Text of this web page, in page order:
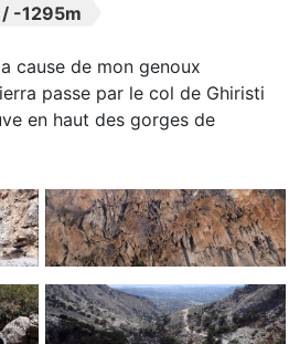
/ -1295m
cause de mon genoux
passe par le col de Ghiristi
en haut des gorges de